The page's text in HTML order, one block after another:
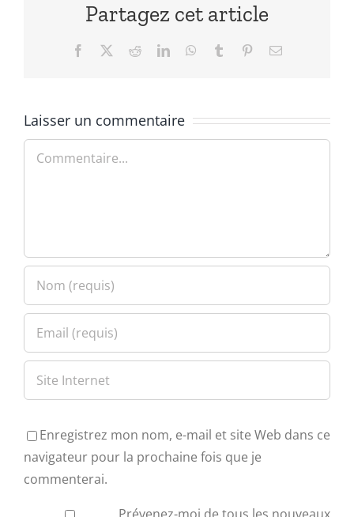
Partagez cet article
Facebook RedditLinkedInWhatsApp
Tumblr PinterestEmail
Laisser un commentaire
Commentaire
Enregistrez mon nom, e-mail et site Web dans ce
navigateur pour la prochaine fois que je
commenterai.
Prévenez-moi de tous les nouveaux